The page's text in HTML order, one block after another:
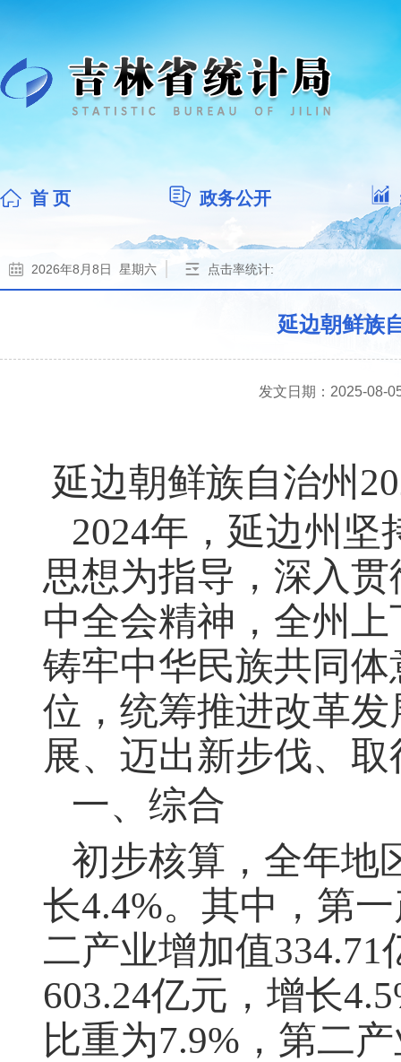
首 页 政务公开
2026年8月8日 星期六 点击率统计:
延边朝鲜族
发文日期：2025-08-
延边朝鲜族自治州
2024年，延边州坚
思想为指导，深入
中全会精神，全州
铸牢中华民族共同
位，统筹推进改革
展、迈出新步伐、
一、综合
初步核算，全年地
长4.4%。其中，第
二产业增加值334.71
603.24亿元，增长
比重为7.9% ，第二